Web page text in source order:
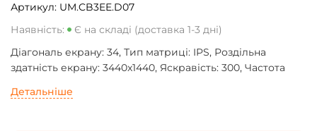
Артикул: UM.CB3EE.D07
Наявність:
Є на складі (доставка 1-3 дні)
Діагональ екрану: 34, Тип матриці: IPS, Роздільна
здатність екрану: 3440x1440, Яскравість: 300, Частота
RJ45 (LAN), USB 3.2, USB Type-C, Покриття екрану:
Детальніше